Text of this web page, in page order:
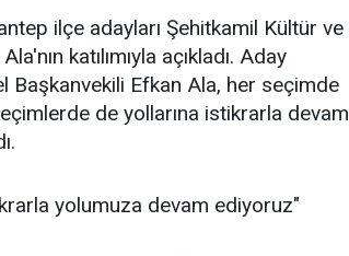
ilçe adayları Şehitkamil Kültür ve
katılımıyla açıkladı. Aday
Başkanvekili Efkan Ala, her seçimde
de yollarına istikrarla devam
yolumuza devam ediyoruz"